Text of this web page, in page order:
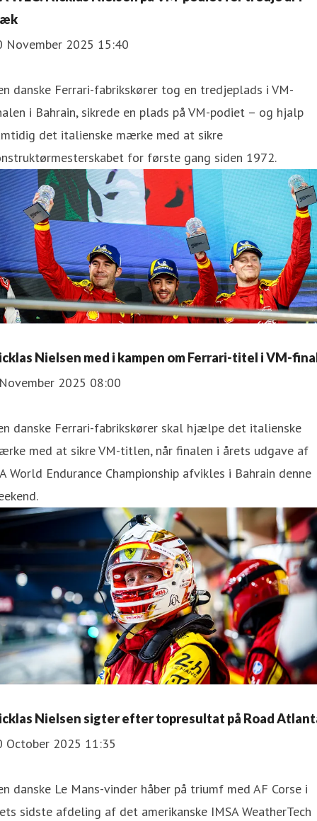
November 2025 15:40
danske Ferrari-fabrikskører tog en tredjeplads i VM-
i Bahrain, sikrede en plads på VM-podiet – og hjalp
det italienske mærke med at sikre
for første gang siden 1972.
Nielsen med i kampen om Ferrari-titel i VM-
2025 08:00
danske Ferrari-fabrikskører skal hjælpe det italienske
med at sikre VM-titlen, når finalen i årets udgave af
World Endurance Championship afvikles i Bahrain denne
Nielsen sigter efter topresultat på Road
October 2025 11:35
danske Le Mans-vinder håber på triumf med AF Corse i
sidste afdeling af det amerikanske IMSA WeatherTech